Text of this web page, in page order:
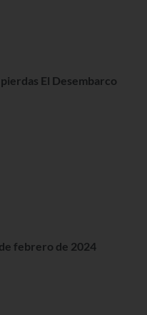
El Desembarco
febrero de 2024